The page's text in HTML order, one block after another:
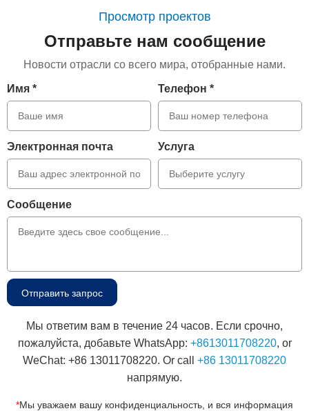
Просмотр проектов
Отправьте нам сообщение
Новости отрасли со всего мира, отобранные нами.
Имя * Телефон *
Электронная почта Услуга
Сообщение
Мы ответим вам в течение 24 часов. Если срочно,
пожалуйста, добавьте WhatsApp: +8613011708220, or
WeChat: +86 13011708220. Or call +86 13011708220
напрямую.
*Мы уважаем вашу конфиденциальность, и вся информация